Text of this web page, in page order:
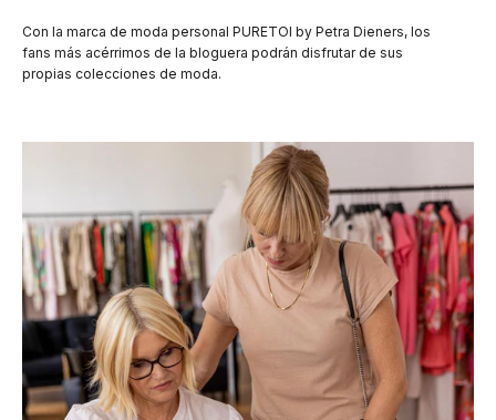
Con la marca de moda personal PURETOI by Petra Dieners, los
fans más acérrimos de la bloguera podrán disfrutar de sus
propias colecciones de moda.